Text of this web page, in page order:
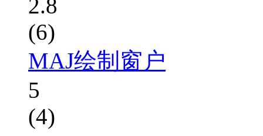
2.8
(6)
MAJ绘制窗户
5
(4)